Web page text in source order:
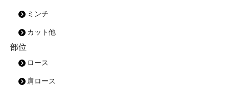
ミンチ
カット他
部位
ロース
肩ロース